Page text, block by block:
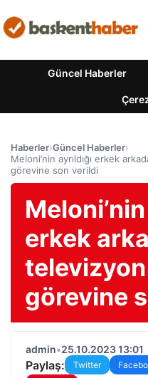
Güncel Haberler
Haberler›Güncel Haberler›
Meloni’nin ayrıldığı erkek
görevine son verildi
Meloni’nin
erkek
görevine
admin•25.10.2023 13:01
Paylaş: Twitter